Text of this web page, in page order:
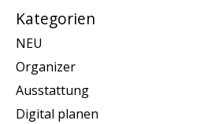
Kategorien
NEU
Organizer
Ausstattung
Digital planen